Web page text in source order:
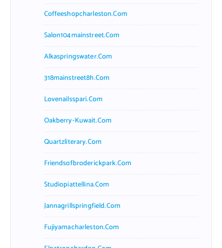
Coffeeshopcharleston.com
Salon104mainstreet.com
Alkaspringswater.com
318mainstreet8h.com
Lovenailsspari.com
Oakberry-Kuwait.com
Quartzliterary.com
Friendsofbroderickpark.com
Studiopiattellina.com
Jannagrillspringfield.com
Fujiyamacharleston.com